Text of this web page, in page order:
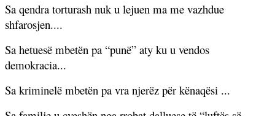
Sa qendra torturash nuk u lejuen ma me vazhdue
shfarosjen....
Sa hetuesë mbetën pa “punë” aty ku u vendos
demokracia...
Sa kriminelë mbetën pa vra njerëz për kënaqësi ...